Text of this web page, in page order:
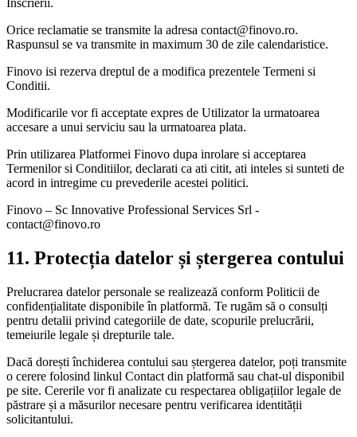
Inscrierii.
Orice reclamatie se transmite la adresa contact@finovo.ro.
Raspunsul se va transmite in maximum 30 de zile calendaristice.
Finovo isi rezerva dreptul de a modifica prezentele Termeni si
Conditii.
Modificarile vor fi acceptate expres de Utilizator la urmatoarea
accesare a unui serviciu sau la urmatoarea plata.
Prin utilizarea Platformei Finovo dupa inrolare si acceptarea
Termenilor si Conditiilor, declarati ca ati citit, ati inteles si sunteti de
acord in intregime cu prevederile acestei politici.
Finovo – Sc Innovative Professional Services Srl -
contact@finovo.ro
11. Protecția datelor și ștergerea contului
Prelucrarea datelor personale se realizează conform Politicii de
confidențialitate disponibile în platformă. Te rugăm să o consulți
pentru detalii privind categoriile de date, scopurile prelucrării,
temeiurile legale și drepturile tale.
Dacă dorești închiderea contului sau ștergerea datelor, poți transmite
o cerere folosind linkul Contact din platformă sau chat-ul disponibil
pe site. Cererile vor fi analizate cu respectarea obligațiilor legale de
păstrare și a măsurilor necesare pentru verificarea identității
solicitantului.